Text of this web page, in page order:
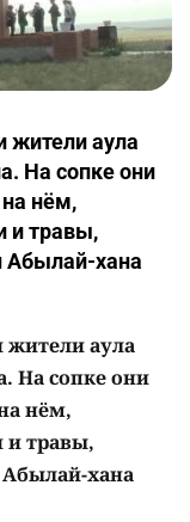
жители аула
На сопке они
нём,
и травы,
Абылай-хана
жители аула
На сопке они
нём,
и травы,
Абылай-хана